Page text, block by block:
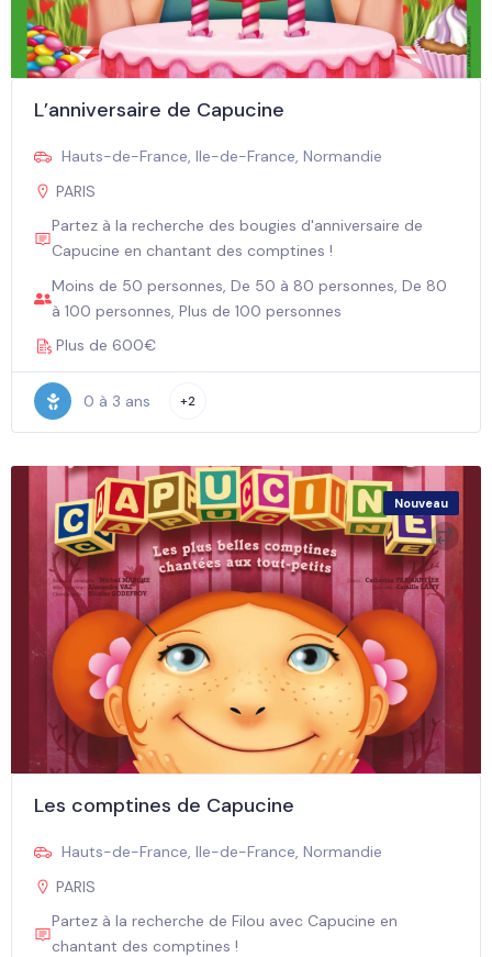
L’anniversaire de Capucine
Hauts-de-France, Ile-de-France, Normandie
PARIS
Partez à la recherche des bougies d'anniversaire de
Capucine en chantant des comptines !
Moins de 50 personnes, De 50 à 80 personnes, De 80
à 100 personnes, Plus de 100 personnes
Plus de 600€
0 à 3 ans +2
Nouveau
Les comptines de Capucine
Hauts-de-France, Ile-de-France, Normandie
PARIS
Partez à la recherche de Filou avec Capucine en
chantant des comptines !